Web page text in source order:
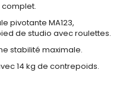
complet.
pivotante MA123,
de studio avec roulettes.
stabilité maximale.
14 kg de contrepoids.